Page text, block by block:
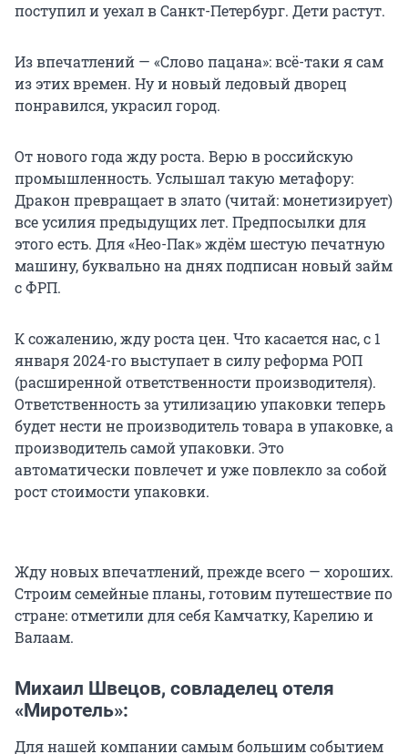
поступил и уехал в Санкт-Петербург. Дети растут.
Из впечатлений — «Слово пацана»: всё-таки я сам
из этих времен. Ну и новый ледовый дворец
понравился, украсил город.
От нового года жду роста. Верю в российскую
промышленность. Услышал такую метафору:
Дракон превращает в злато (читай: монетизирует)
все усилия предыдущих лет. Предпосылки для
этого есть. Для «Нео-Пак» ждём шестую печатную
машину, буквально на днях подписан новый займ
с ФРП.
К сожалению, жду роста цен. Что касается нас, с 1
января 2024-го выступает в силу реформа РОП
(расширенной ответственности производителя).
Ответственность за утилизацию упаковки теперь
будет нести не производитель товара в упаковке, а
производитель самой упаковки. Это
автоматически повлечет и уже повлекло за собой
рост стоимости упаковки.
Жду новых впечатлений, прежде всего — хороших.
Строим семейные планы, готовим путешествие по
стране: отметили для себя Камчатку, Карелию и
Валаам.
Михаил Швецов, совладелец отеля
«Миротель»:
Для нашей компании самым большим событием